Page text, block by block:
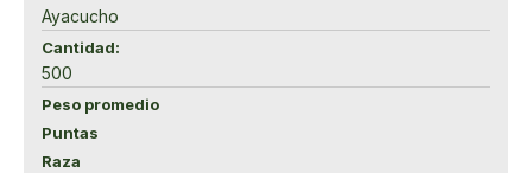
Ayacucho
Cantidad:
500
Peso promedio
Puntas
Raza